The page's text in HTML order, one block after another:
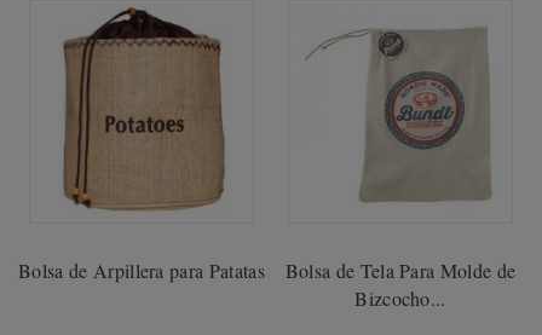
Bolsa de Arpillera para Patatas
Bolsa de Tela Para Molde de
Bizcocho...